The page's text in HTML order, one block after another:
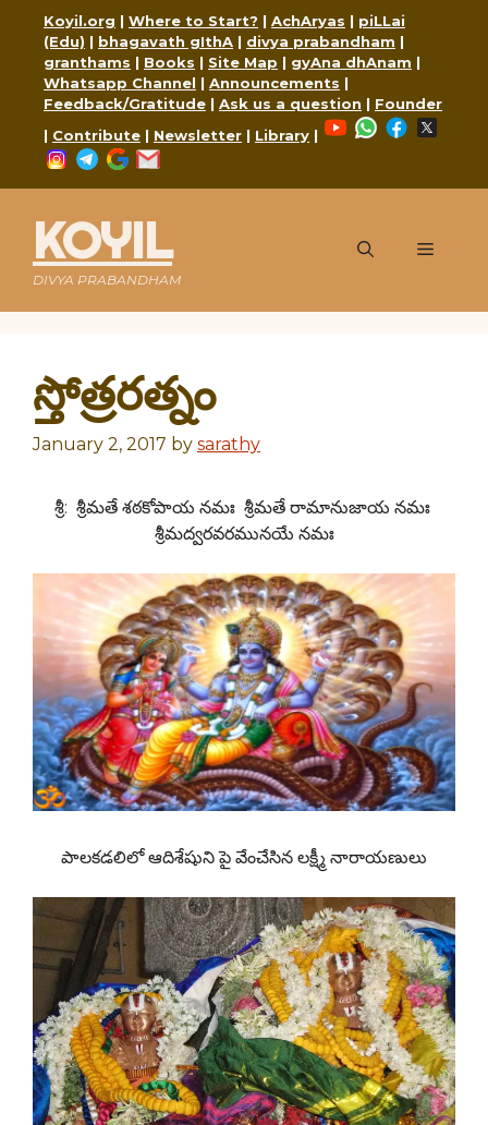
content
Koyil.org | Where to Start? | AchAryas | piLLai
(Edu) | bhagavath gIthA | divya prabandham |
granthams | Books | Site Map | gyAna dhAnam |
Whatsapp Channel | Announcements |
Feedback/Gratitude | Ask us a question | Founder
| Contribute | Newsletter | Library |
YouTubeWhatsApp
Facebook
Instagram
Telegram
Google
KOYIL
DIVYA PRABANDHAM
Menu
స్తోత్రరత్నం
January 2, 2017 by sarathy
శ్రీ: శ్రీమతే శఠకోపాయ నమః శ్రీమతే రామానుజాయ నమః
శ్రీమద్వరవరమునయే నమః
పాలకడలిలో ఆదిశేషుని పై వేంచేసిన లక్ష్మీ నారాయణులు